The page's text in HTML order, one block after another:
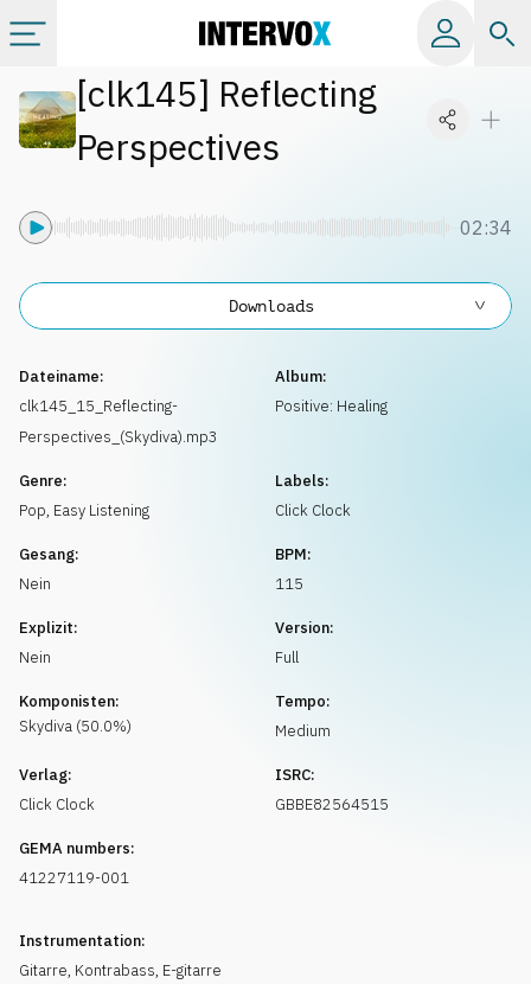
Kategorien
[clk145] Reflecting
Perspectives
02:34
Dateiname:
clk145_15_Reflecting-
Perspectives_(Skydiva).mp3
Album:
Positive: Healing
Genre:
Pop, Easy Listening
Labels:
Click Clock
Gesang:
Nein
BPM:
115
Explizit:
Nein
Version:
Full
Komponisten:
Skydiva (50.0%)
Tempo:
Medium
Verlag:
Click Clock
ISRC:
GBBE82564515
GEMA numbers:
41227119-001
Instrumentation:
Gitarre, Kontrabass, E-gitarre
Downloads